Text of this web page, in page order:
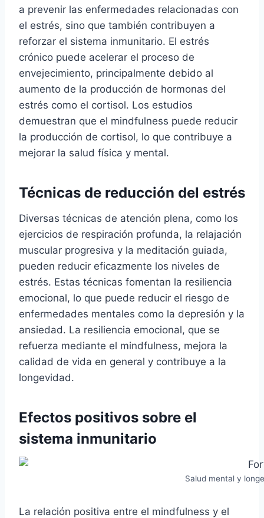
a prevenir las enfermedades relacionadas con
el estrés, sino que también contribuyen a
reforzar el sistema inmunitario. El estrés
crónico puede acelerar el proceso de
envejecimiento, principalmente debido al
aumento de la producción de hormonas del
estrés como el cortisol. Los estudios
demuestran que el mindfulness puede reducir
la producción de cortisol, lo que contribuye a
mejorar la salud física y mental.
Técnicas de reducción del estrés
Diversas técnicas de atención plena, como los
ejercicios de respiración profunda, la relajación
muscular progresiva y la meditación guiada,
pueden reducir eficazmente los niveles de
estrés. Estas técnicas fomentan la resiliencia
emocional, lo que puede reducir el riesgo de
enfermedades mentales como la depresión y la
ansiedad. La resiliencia emocional, que se
refuerza mediante el mindfulness, mejora la
calidad de vida en general y contribuye a la
longevidad.
Efectos positivos sobre el
sistema inmunitario
Salud mental y
La relación positiva entre el mindfulness y el